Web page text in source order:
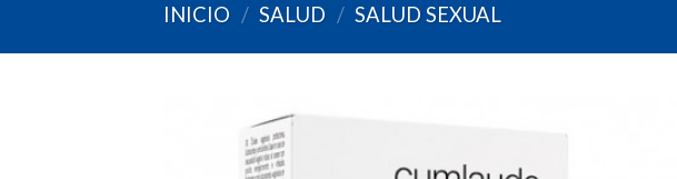
INICIO / SALUD / SALUD SEXUAL